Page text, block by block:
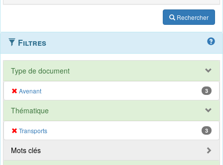
Rechercher
Filtres
Type de document
Avenant 3
Thématique
Transports 3
Mots clés